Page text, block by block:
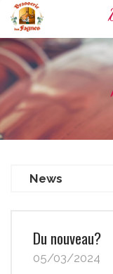
Du nouveau?
05/03/2024